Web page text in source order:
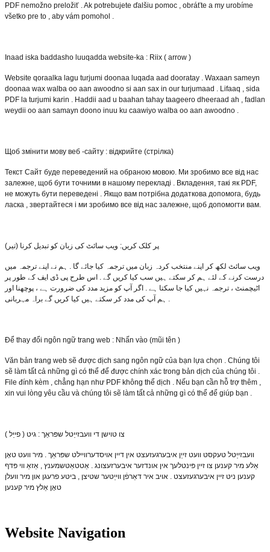
PDF nemožno preložiť . Ak potrebujete ďalšiu pomoc , obráťte a my urobíme
všetko pre to , aby vám pomohol .
Inaad iska baddasho luuqadda website-ka : Riix ( arrow )
Website qoraalka lagu turjumi doonaa luqada aad dooratay . Waxaan sameyn
doonaa wax walba oo aan awoodno si aan sax in our turjumaad . Lifaaq , sida
PDF la turjumi karin . Haddii aad u baahan tahay taageero dheeraad ah , fadlan
weydii oo aan samayn doono inuu ku caawiyo walba oo aan awoodno .
Щоб змінити мову веб -сайту : відкрийте (стрілка)
Текст Сайт буде переведений на обраною мовою. Ми зробимо все від нас
залежне, щоб бути точними в нашому перекладі . Вкладення, такі як PDF,
не можуть бути переведені . Якщо вам потрібна додаткова допомога, будь
ласка , звертайтеся і ми зробимо все від нас залежне, щоб допомогти вам.
(تیر) پر کلک کریں: ویب سائٹ کی زبان کو تبدیل کرنا
ویب سائٹ لکھ کر اپنے منتخب کردہ زبان میں ترجمہ کیا جائے گا . ہم نے اپنے ترجمہ میں
درست کرنے کے لئے ہم کر سکتے ہیں سب کیا کریں گے . اس طرح پی ڈی ایف کے طور پر
اٹیچمنٹ ، ترجمہ نہیں کیا جا سکتا ہے . اگر آپ کو مزید مدد کی ضرورت ہے ، پوچھنا اور
ہم آپ کی مدد کر سکتے ہیں کیا کریں گے براہ مہربانی .
Để thay đổi ngôn ngữ trang web : Nhấn vào (mũi tên )
Văn bản trang web sẽ được dịch sang ngôn ngữ của bạn lựa chọn . Chúng tôi
sẽ làm tất cả những gì có thể để được chính xác trong bản dịch của chúng tôi .
File đính kèm , chẳng hạn như PDF không thể dịch . Nếu bạn cần hỗ trợ thêm ,
xin vui lòng yêu cầu và chúng tôi sẽ làm tất cả những gì có thể để giúp bạn .
צו טוישן די וועבזייַטל שפּראַך : גיט ( פייַל )
וועבזייַטל טעקסט וועט זייַן איבערגעזעצט אין דיין אויסדערוויילט שפּראַך . מיר וועט טאָן
אַלע מיר קענען צו זיין פּינטלעך אין אונדזער איבערזעצונג . אַטטאַטשמענץ , אַזאַ ווי פּדף
קענען ניט זיין איבערגעזעצט . אויב איר דאַרפֿן ווייַטער שטיצן , ביטע פרעגן און מיר וועלן
טאָן אַלץ מיר קענען
Website Navigation